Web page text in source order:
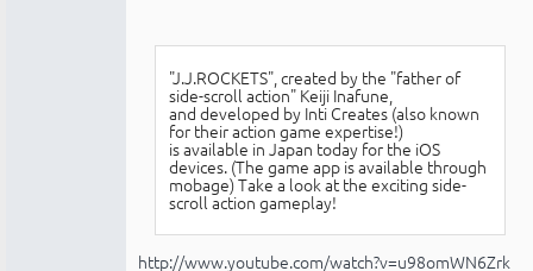
"J.J.ROCKETS", created by the "father of
side-scroll action" Keiji Inafune,
and developed by Inti Creates (also known
for their action game expertise!)
is available in Japan today for the iOS
devices. (The game app is available through
mobage) Take a look at the exciting side-
scroll action gameplay!
http://www.youtube.com/watch?v=u98omWN6Zrk